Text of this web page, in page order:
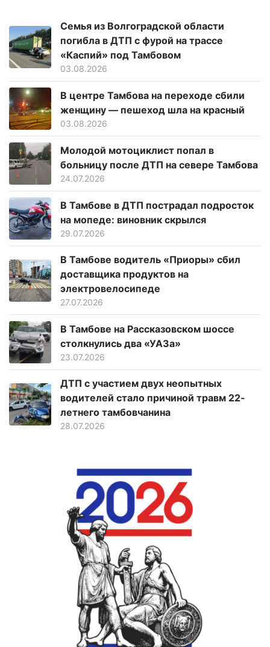
Семья из Волгоградской области
погибла в ДТП с фурой на трассе
«Каспий» под Тамбовом
03.08.2026
В центре Тамбова на переходе сбили
женщину — пешеход шла на красный
03.08.2026
Молодой мотоциклист попал в
больницу после ДТП на севере Тамбова
24.07.2026
В Тамбове в ДТП пострадал подросток
на мопеде: виновник скрылся
29.07.2026
В Тамбове водитель «Приоры» сбил
доставщика продуктов на
электровелосипеде
27.07.2026
В Тамбове на Рассказовском шоссе
столкнулись два «УАЗа»
23.07.2026
ДТП с участием двух неопытных
водителей стало причиной травм 22-
летнего тамбовчанина
28.07.2026